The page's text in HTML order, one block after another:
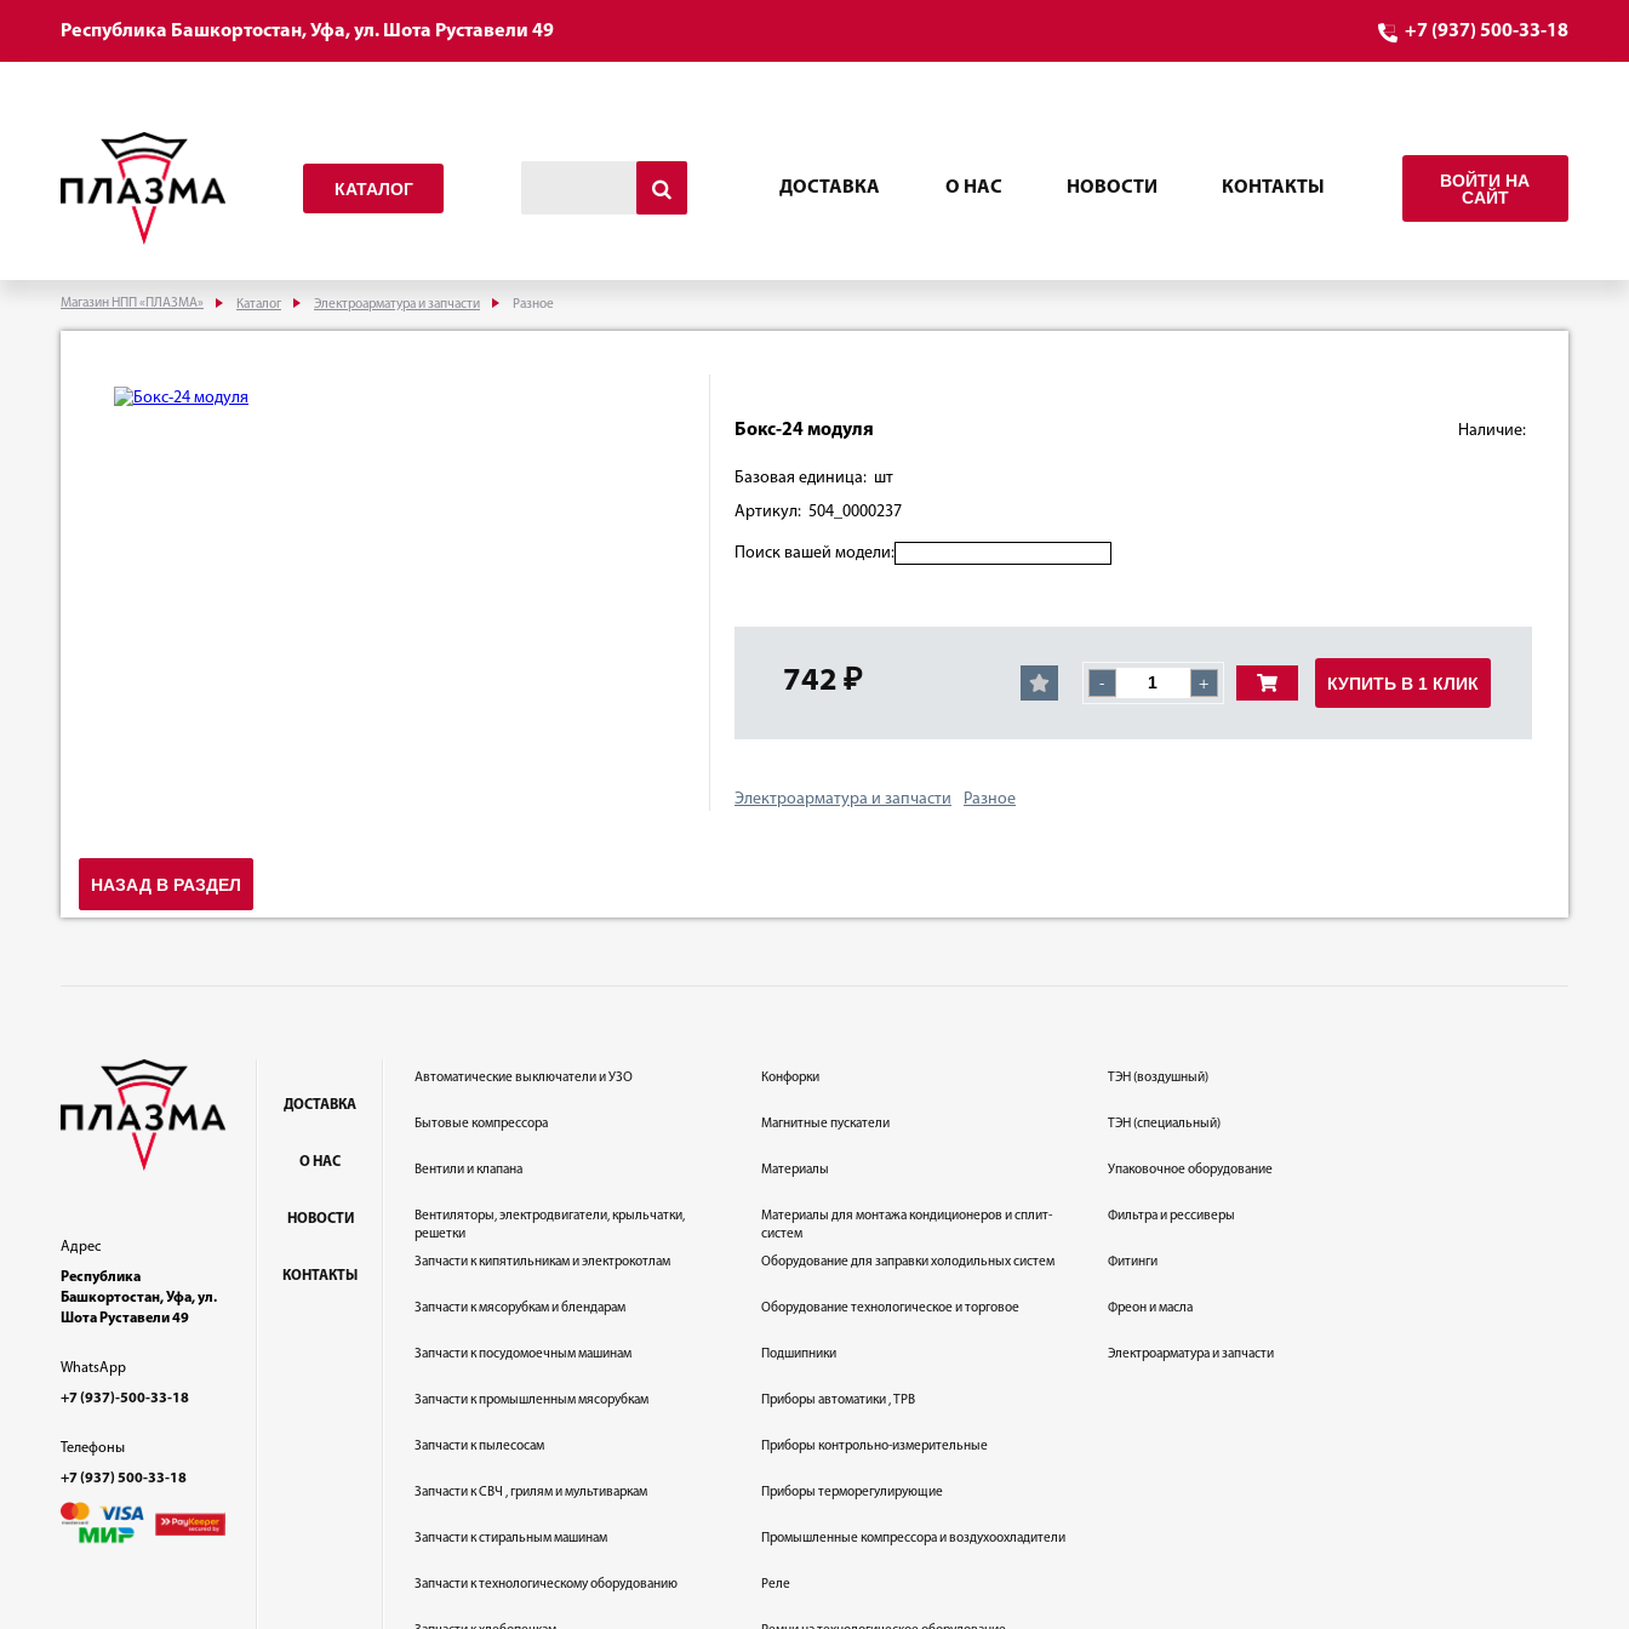
Республика Башкортостан, Уфа, ул. Шота Руставели 49 +7 (937) 500-33-18
КАТАЛОГ ДОСТАВКА О НАС НОВОСТИ КОНТАКТЫ
ВОЙТИ НА
САЙТ
Магазин НПП «ПЛАЗМА» Каталог Электроарматура и запчасти Разное
Бокс-24 модуля Наличие:
Базовая единица: шт
Артикул: 504_0000237
Поиск вашей модели:
742 ₽ - + КУПИТЬ В 1 КЛИК
Электроарматура и запчасти Разное
НАЗАД В РАЗДЕЛ
Адрес
Республика
Башкортостан, Уфа, ул.
Шота Руставели 49
WhatsApp
+7 (937)-500-33-18
Телефоны
+7 (937) 500-33-18
ДОСТАВКА
О НАС
НОВОСТИ
КОНТАКТЫ
Автоматические выключатели и УЗО
Бытовые компрессора
Вентили и клапана
Вентиляторы, электродвигатели, крыльчатки,
решетки
Запчасти к кипятильникам и электрокотлам
Запчасти к мясорубкам и блендарам
Запчасти к посудомоечным машинам
Запчасти к промышленным мясорубкам
Запчасти к пылесосам
Запчасти к СВЧ , грилям и мультиваркам
Запчасти к стиральным машинам
Запчасти к технологическому оборудованию
Конфорки
Магнитные пускатели
Материалы
Материалы для монтажа кондиционеров и сплит-
систем
Оборудование для заправки холодильных систем
Оборудование технологическое и торговое
Подшипники
Приборы автоматики , ТРВ
Приборы контрольно-измерительные
Приборы терморегулирующие
Промышленные компрессора и воздухоохладители
Реле
ТЭН (воздушный)
ТЭН (специальный)
Упаковочное оборудование
Фильтра и рессиверы
Фитинги
Фреон и масла
Электроарматура и запчасти